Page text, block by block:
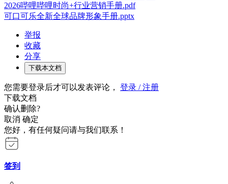
2026哔哩哔哩时尚+行业营销手册.pdf
可口可乐全新全球品牌形象手册.pptx
举报
收藏
分享
下载本文档
您需要登录后才可以发表评论， 登录 / 注册
下载文档
确认删除?
取消 确定
您好，有任何疑问请与我们联系！
签到